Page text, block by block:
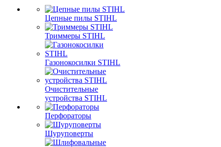
Цепные пилы STIHL
Триммеры STIHL
Газонокосилки STIHL
Очистительные
устройства STIHL
Перфораторы
Шуруповерты